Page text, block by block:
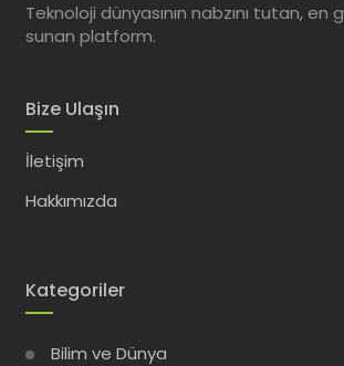
Teknoloji dünyasının nabzını tutan, en
sunan platform.
Bize Ulaşın
İletişim
Hakkımızda
Kategoriler
Bilim ve Dünya